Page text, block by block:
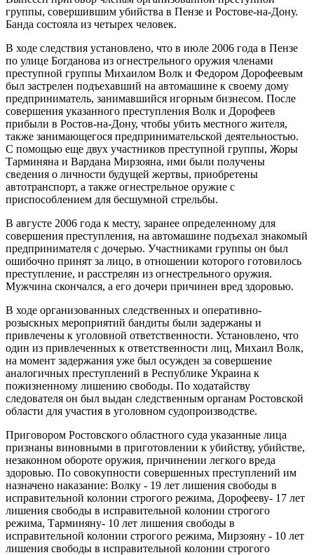
группы, совершившим убийства в Пензе и Ростове-на-Дону.
Банда состояла из четырех человек.
В ходе следствия установлено, что в июле 2006 года в Пензе
по улице Богданова из огнестрельного оружия членами
преступной группы Михаилом Волк и Федором Дорофеевым
был застрелен подъехавший на автомашине к своему дому
предприниматель, занимавшийся игорным бизнесом. После
совершения указанного преступления Волк и Дорофеев
прибыли в Ростов-на-Дону, чтобы убить местного жителя,
также занимающегося предпринимательской деятельностью.
С помощью еще двух участников преступной группы, Жоры
Тарминяна и Вардана Мирзояна, ими были получены
сведения о личности будущей жертвы, приобретены
автотранспорт, а также огнестрельное оружие с
приспособлением для бесшумной стрельбы.
В августе 2006 года к месту, заранее определенному для
совершения преступления, на автомашине подъехал знакомый
предпринимателя с дочерью. Участниками группы он был
ошибочно принят за лицо, в отношении которого готовилось
преступление, и расстрелян из огнестрельного оружия.
Мужчина скончался, а его дочери причинен вред здоровью.
В ходе организованных следственных и оперативно-
розыскных мероприятий бандиты были задержаны и
привлечены к уголовной ответственности. Установлено, что
один из привлеченных к ответственности лиц, Михаил Волк,
на момент задержания уже был осужден за совершение
аналогичных преступлений в Республике Украина к
пожизненному лишению свободы. По ходатайству
следователя он был выдан следственным органам Ростовской
области для участия в уголовном судопроизводстве.
Приговором Ростовского областного суда указанные лица
признаны виновными в приготовлении к убийству, убийстве,
незаконном обороте оружия, причинении легкого вреда
здоровью. По совокупности совершенных преступлений им
назначено наказание: Волку - 19 лет лишения свободы в
исправительной колонии строгого режима, Дорофееву- 17 лет
лишения свободы в исправительной колонии строгого
режима, Тарминяну- 10 лет лишения свободы в
исправительной колонии строгого режима, Мирзояну - 10 лет
лишения свободы в исправительной колонии строгого